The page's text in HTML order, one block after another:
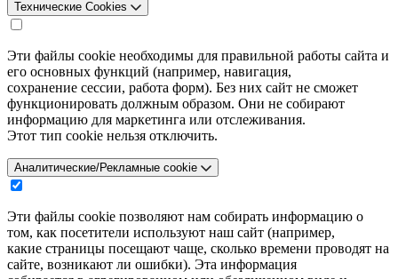
Технические Cookies
Эти файлы cookie необходимы для правильной работы сайта и
его основных функций (например, навигация,
сохранение сессии, работа форм). Без них сайт не сможет
функционировать должным образом. Они не собирают
информацию для маркетинга или отслеживания.
Этот тип cookie нельзя отключить.
Аналитические/Рекламные cookie
Эти файлы cookie позволяют нам собирать информацию о
том, как посетители используют наш сайт (например,
какие страницы посещают чаще, сколько времени проводят на
сайте, возникают ли ошибки). Эта информация